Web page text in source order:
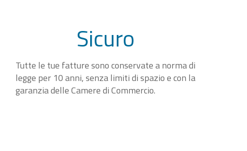
Sicuro
Tutte le tue fatture sono conservate a norma di
legge per 10 anni, senza limiti di spazio e con la
garanzia delle Camere di Commercio.